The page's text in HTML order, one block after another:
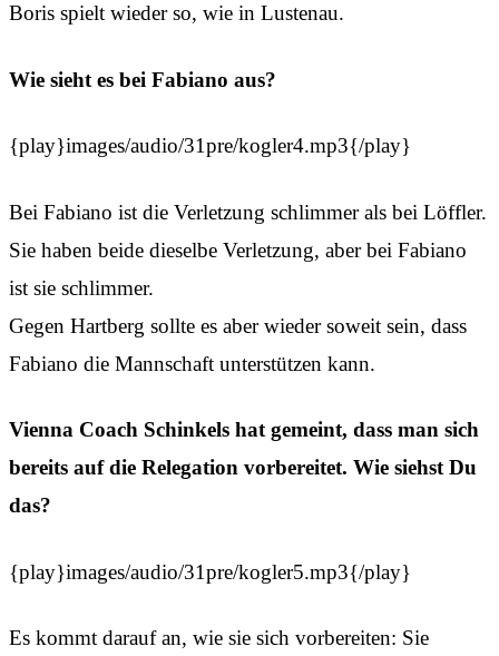
Boris spielt wieder so, wie in Lustenau.
Wie sieht es bei Fabiano aus?
{play}images/audio/31pre/kogler4.mp3{/play}
Bei Fabiano ist die Verletzung schlimmer als bei Löffler.
Sie haben beide dieselbe Verletzung, aber bei Fabiano
ist sie schlimmer.
Gegen Hartberg sollte es aber wieder soweit sein, dass
Fabiano die Mannschaft unterstützen kann.
Vienna Coach Schinkels hat gemeint, dass man sich
bereits auf die Relegation vorbereitet. Wie siehst Du
das?
{play}images/audio/31pre/kogler5.mp3{/play}
Es kommt darauf an, wie sie sich vorbereiten: Sie